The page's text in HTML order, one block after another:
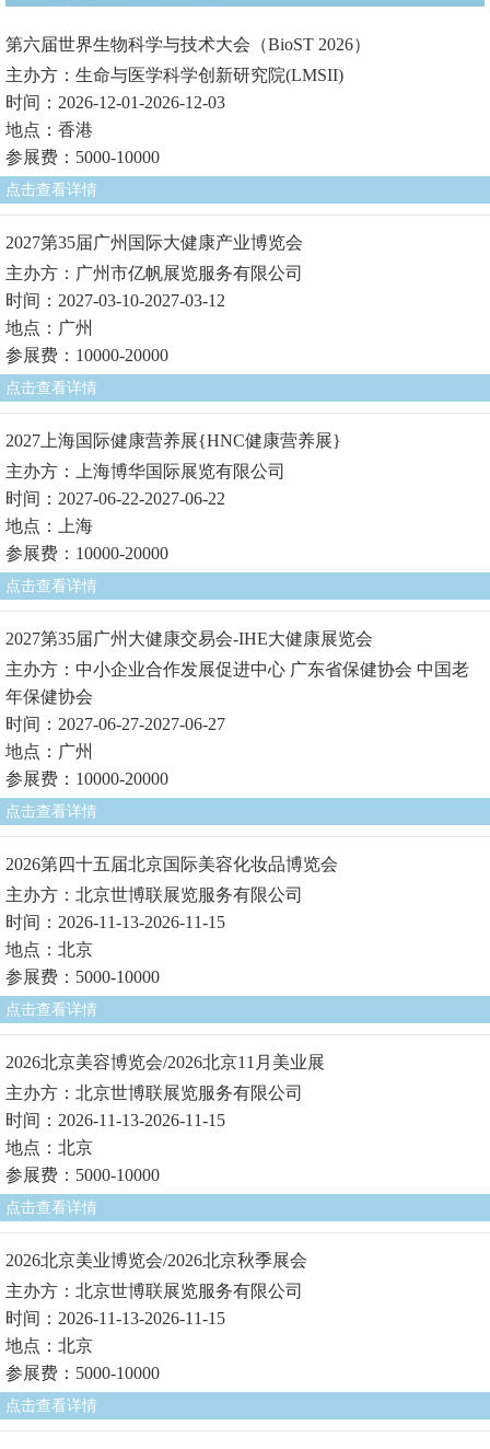
第六届世界生物科学与技术大会（BioST 2026）
主办方：生命与医学科学创新研究院(LMSII)
时间：2026-12-01-2026-12-03
地点：香港
参展费：5000-10000
点击查看详情
2027第35届广州国际大健康产业博览会
主办方：广州市亿帆展览服务有限公司
时间：2027-03-10-2027-03-12
地点：广州
参展费：10000-20000
点击查看详情
2027上海国际健康营养展{HNC健康营养展}
主办方：上海博华国际展览有限公司
时间：2027-06-22-2027-06-22
地点：上海
参展费：10000-20000
点击查看详情
2027第35届广州大健康交易会-IHE大健康展览会
主办方：中小企业合作发展促进中心 广东省保健协会 中国老
年保健协会
时间：2027-06-27-2027-06-27
地点：广州
参展费：10000-20000
点击查看详情
2026第四十五届北京国际美容化妆品博览会
主办方：北京世博联展览服务有限公司
时间：2026-11-13-2026-11-15
地点：北京
参展费：5000-10000
点击查看详情
2026北京美容博览会/2026北京11月美业展
主办方：北京世博联展览服务有限公司
时间：2026-11-13-2026-11-15
地点：北京
参展费：5000-10000
点击查看详情
2026北京美业博览会/2026北京秋季展会
主办方：北京世博联展览服务有限公司
时间：2026-11-13-2026-11-15
地点：北京
参展费：5000-10000
点击查看详情